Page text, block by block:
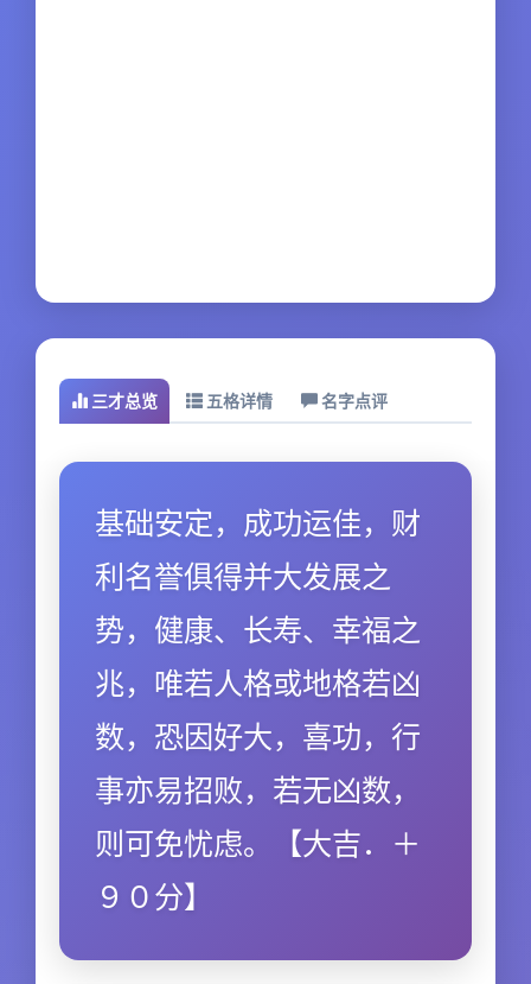
三才总览 五格详情 名字点评
基础安定，成功运佳，财
利名誉俱得并大发展之
势，健康、长寿、幸福之
兆，唯若人格或地格若凶
数，恐因好大，喜功，行
事亦易招败，若无凶数，
则可免忧虑。【大吉．＋
９０分】